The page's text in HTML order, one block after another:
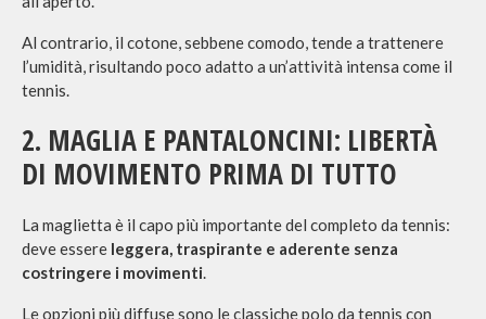
Al contrario, il cotone, sebbene comodo, tende a trattenere
l’umidità, risultando poco adatto a un’attività intensa come il
tennis.
2. MAGLIA E PANTALONCINI: LIBERTÀ
DI MOVIMENTO PRIMA DI TUTTO
La maglietta è il capo più importante del completo da tennis:
deve essere leggera, traspirante e aderente senza
costringere i movimenti.
Le opzioni più diffuse sono le classiche polo da tennis con